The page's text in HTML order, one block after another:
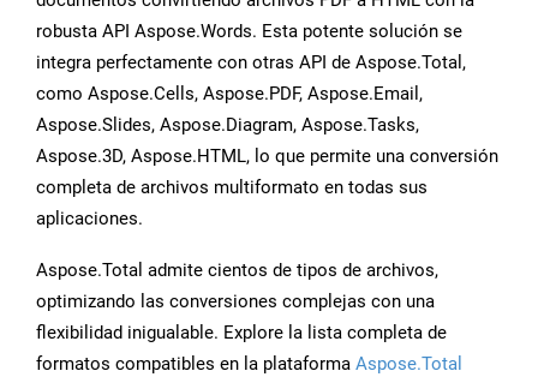
robusta API Aspose.Words. Esta potente solución se
integra perfectamente con otras API de Aspose.Total,
como Aspose.Cells, Aspose.PDF, Aspose.Email,
Aspose.Slides, Aspose.Diagram, Aspose.Tasks,
Aspose.3D, Aspose.HTML, lo que permite una conversión
completa de archivos multiformato en todas sus
aplicaciones.
Aspose.Total admite cientos de tipos de archivos,
optimizando las conversiones complejas con una
flexibilidad inigualable. Explore la lista completa de
formatos compatibles en la plataforma Aspose.Total